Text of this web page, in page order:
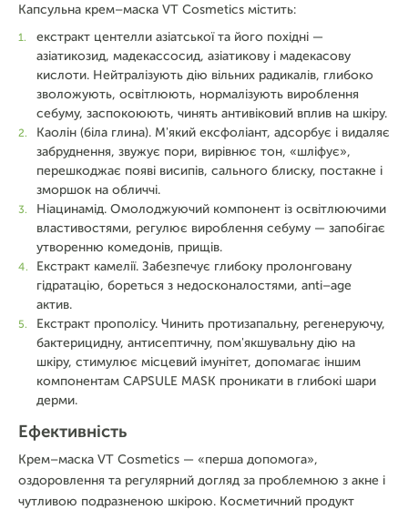
Капсульна крем–маска VT Cosmetics містить:
екстракт центелли азіатської та його похідні —
азіатикозид, мадекассосид, азіатикову і мадекасову
кислоти. Нейтралізують дію вільних радикалів, глибоко
зволожують, освітлюють, нормалізують вироблення
себуму, заспокоюють, чинять антивіковий вплив на шкіру.
Каолін (біла глина). М'який ексфоліант, адсорбує і видаляє
забруднення, звужує пори, вирівнює тон, «шліфує»,
перешкоджає появі висипів, сального блиску, постакне і
зморшок на обличчі.
Ніацинамід. Омолоджуючий компонент із освітлюючими
властивостями, регулює вироблення себуму — запобігає
утворенню комедонів, прищів.
Екстракт камелії. Забезпечує глибоку пролонговану
гідратацію, бореться з недосконалостями, anti–age
актив.
Екстракт прополісу. Чинить протизапальну, регенеруючу,
бактерицидну, антисептичну, пом'якшувальну дію на
шкіру, стимулює місцевий імунітет, допомагає іншим
компонентам CAPSULE MASK проникати в глибокі шари
дерми.
Ефективність
Крем–маска VT Cosmetics — «перша допомога»,
оздоровлення та регулярний догляд за проблемною з акне і
чутливою подразненою шкірою. Косметичний продукт